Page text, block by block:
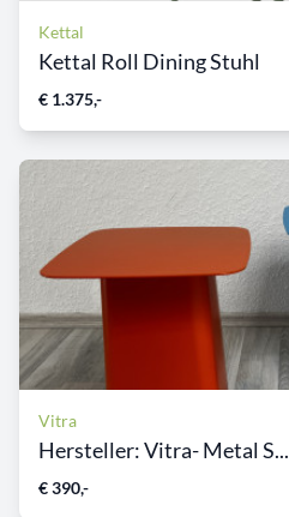
Kettal
Kettal Roll Dining Stuhl
€ 1.375,-
Vitra
Hersteller: Vitra- Metal S...
€ 390,-